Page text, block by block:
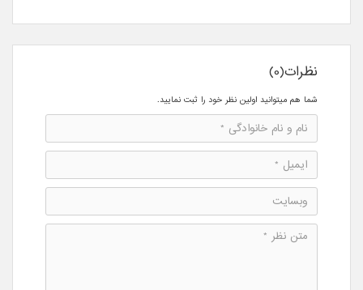
نظرات(0)
شما هم میتوانید اولین نظر خود را ثبت نمایید.